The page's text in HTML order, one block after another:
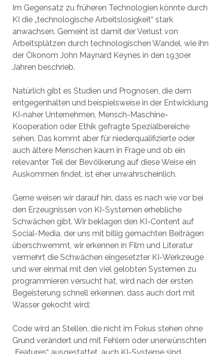
Im Gegensatz zu früheren Technologien könnte durch
KI die „technologische Arbeitslosigkeit“ stark
anwachsen. Gemeint ist damit der Verlust von
Arbeitsplätzen durch technologischen Wandel, wie ihn
der Ökonom John Maynard Keynes in den 1930er
Jahren beschrieb.
Natürlich gibt es Studien und Prognosen, die dem
entgegenhalten und beispielsweise in der Entwicklung
KI-naher Unternehmen, Mensch-Maschine-
Kooperation oder Ethik gefragte Spezialbereiche
sehen. Das kommt aber für niederqualifizierte oder
auch ältere Menschen kaum in Frage und ob ein
relevanter Teil der Bevölkerung auf diese Weise ein
Auskommen findet, ist eher unwahrscheinlich.
Gerne weisen wir darauf hin, dass es nach wie vor bei
den Erzeugnissen von KI-Systemen erhebliche
Schwächen gibt. Wir beklagen den KI-Content auf
Social-Media, der uns mit billig gemachten Beiträgen
überschwemmt, wir erkennen in Film und Literatur
vermehrt die Schwächen eingesetzter KI-Werkzeuge
und wer einmal mit den viel gelobten Systemen zu
programmieren versucht hat, wird nach der ersten
Begeisterung schnell erkennen, dass auch dort mit
Wasser gekocht wird:
Code wird an Stellen, die nicht im Fokus stehen ohne
Grund verändert und mit Fehlern oder unerwünschten